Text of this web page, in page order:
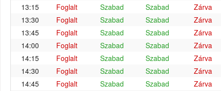
13:15
Foglalt Szabad Szabad
Zárva
13:30
Foglalt Szabad Szabad
Zárva
13:45
Foglalt Szabad Szabad
Zárva
14:00
Foglalt Szabad Szabad
Zárva
14:15
Foglalt Szabad Szabad
Zárva
14:30
Foglalt Szabad Szabad
Zárva
14:45
Foglalt Szabad Szabad
Zárva